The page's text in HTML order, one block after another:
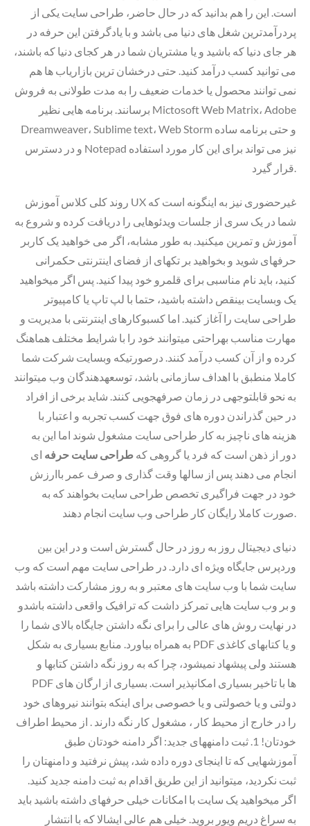
است. این را هم بدانید که در حال حاضر، طراحی سایت یکی از
پردرآمدترین شغل های دنیا می باشد و با یادگرفتن این حرفه در
هر جای دنیا که باشید و یا مشتریان شما در هر کجای دنیا که باشند،
می توانید کسب درآمد کنید. حتی درخشان ترین بازاریاب ها هم
نمی توانند محصول یا خدمات ضعیف را به مدت طولانی به فروش
برسانند. برنامه هایی نظیر Mictosoft Web Matrix، Adobe
Dreamweaver، Sublime text، Web Storm و حتی برنامه ساده
و در دسترس Notepad نیز می تواند برای این کار مورد استفاده
قرار گیرد.
روند کلی کلاس آموزش UX غیرحضوری نیز به اینگونه است که
شما در یک سری از جلسات ویدئوهایی را دریافت کرده و شروع به
آموزش و تمرین میکنید. به طور مشابه، اگر می خواهید یک کاربر
حرفه­ای شوید و بخواهید بر تکه­ای از فضای اینترنتی حکمرانی
کنید، باید نام مناسبی برای قلمرو خود پیدا کنید. پس اگر میخواهید
یک وبسایت بینقص داشته باشید، حتما با لپ تاپ یا کامپیوتر
طراحی سایت را آغاز کنید. اما کسبوکارهای اینترنتی با مدیریت و
مهارت مناسب بهراحتی میتوانند خود را با شرایط مختلف هماهنگ
کرده و از آن کسب درآمد کنند. درصورتیکه وبسایت شرکت شما
کاملا منطبق با اهداف سازمانی باشد، توسعهدهندگان وب میتوانند
به نحو قابلتوجهی در زمان صرفهجویی کنند. شاید برخی از افراد
در حین گذراندن دوره های فوق جهت کسب تجربه و اعتبار با
هزینه های ناچیز به کار طراحی سایت مشغول شوند اما این به
دور از ذهن است که فرد یا گروهی که طراحی سایت حرفه ای
انجام می دهند پس از سالها وقت گذاری و صرف عمر باارزش
خود در جهت فراگیری تخصص طراحی سایت بخواهند که به
دنیای دیجیتال روز به روز در حال گسترش است و در این بین
وردپرس جایگاه ویژه ای دارد. در طراحی سایت مهم است که وب
سایت شما با وب سایت های معتبر و به روز مشارکت داشته باشد
و بر وب سایت هایی تمرکز داشت که ترافیک واقعی داشته باشدو
در نهایت روش های عالی را برای نگه داشتن جایگاه بالای شما را
به همراه بیاورد. منابع بسیاری به شکل PDF و یا کتابهای کاغذی
هستند ولی پیشهاد نمیشود، چرا که به روز نگه داشتن کتابها و
PDF ها با تاخیر بسیاری امکانپذیر است. بسیاری از ارگان های
دولتی و یا خصولتی و یا خصوصی برای اینکه بتوانند نیروهای خود
را در خارج از محیط کار ، مشغول کار نگه دارند . از محیط اطراف
خودتان! 1. ثبت دامنههای جدید: اگر دامنه خودتان طبق
آموزشهایی که تا اینجای دوره داده شد، پیش نرفتید و دامنهتان را
ثبت نکردید، میتوانید از این طریق اقدام به ثبت دامنه جدید کنید.
اگر میخواهید یک سایت با امکانات خیلی حرفهای داشته باشید باید
به سراغ دریم ویور بروید. خیلی هم عالی ایشالا که با انتشار